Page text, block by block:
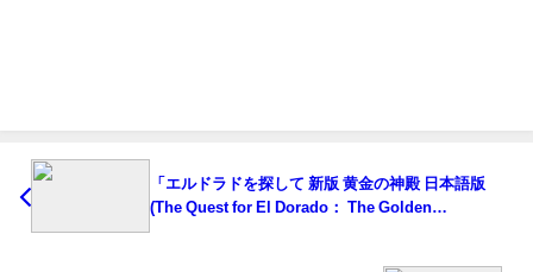
「エルドラドを探して 新版 黄金の神殿 日本語版
(The Quest for El Dorado： The Golden